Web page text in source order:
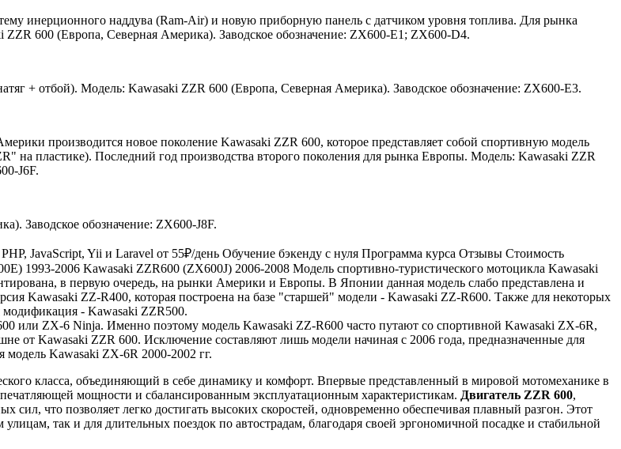
инерционного наддува (Ram-Air) и новую приборную панель с датчиком уровня топлива. Для рынка
600 (Европа, Северная Америка). Заводское обозначение: ZX600-E1; ZX600-D4.
+ отбой). Модель: Kawasaki ZZR 600 (Европа, Северная Америка). Заводское обозначение: ZX600-E3.
производится новое поколение Kawasaki ZZR 600, которое представляет собой спортивную модель
на пластике). Последний год производства второго поколения для рынка Европы. Модель: Kawasaki ZZR
J6F.
Заводское обозначение: ZX600-J8F.
JavaScript, Yii и Laravel от 55₽/день Обучение бэкенду с нуля Программа курса Отзывы Стоимость
1993-2006 Kawasaki ZZR600 (ZX600J) 2006-2008 Модель спортивно-туристического мотоцикла Kawasaki
в первую очередь, на рынки Америки и Европы. В Японии данная модель слабо представлена и
Kawasaki ZZ-R400, которая построена на базе "старшей" модели - Kawasaki ZZ-R600. Также для некоторых
модификация - Kawasaki ZZR500.
или ZX-6 Ninja. Именно поэтому модель Kawasaki ZZ-R600 часто путают со спортивной Kawasaki ZX-6R,
от Kawasaki ZZR 600. Исключение составляют лишь модели начиная с 2006 года, предназначенные для
Kawasaki ZX-6R 2000-2002 гг.
класса, объединяющий в себе динамику и комфорт. Впервые представленный в мировой мотомеханике в
мощности и сбалансированным эксплуатационным характеристикам. Двигатель ZZR 600,
что позволяет легко достигать высоких скоростей, одновременно обеспечивая плавный разгон. Этот
так и для длительных поездок по автострадам, благодаря своей эргономичной посадке и стабильной